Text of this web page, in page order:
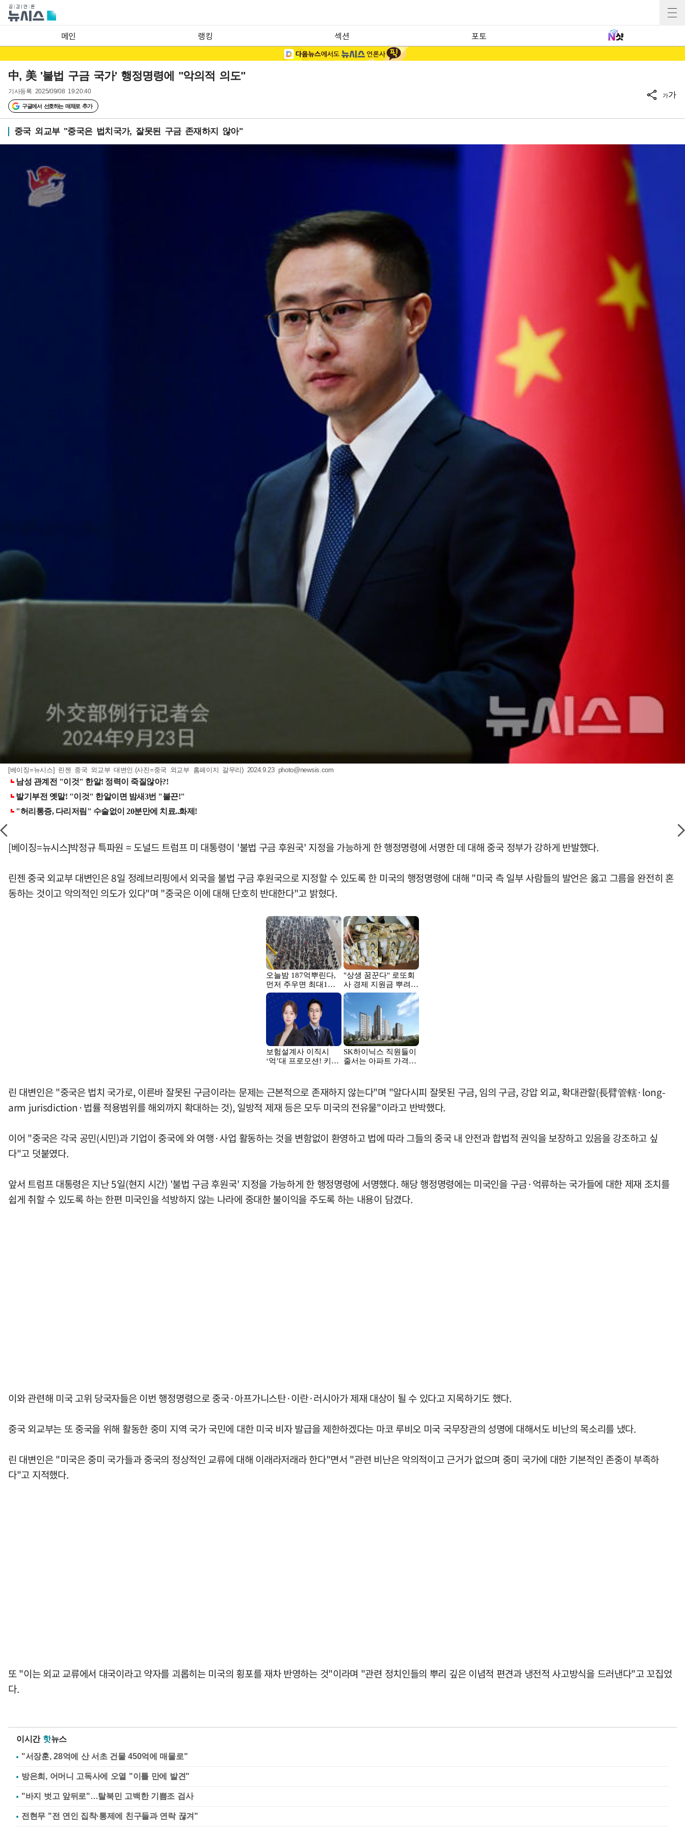
메인 랭킹 섹션 포토
中, 美 '불법 구금 국가' 행정명령에 "악의적 의도"
기사등록 2025/09/08 19:20:40
구글에서 선호하는 매체로 추가
가가
중국 외교부 "중국은 법치국가, 잘못된 구금 존재하지 않아"
[베이징=뉴시스] 린젠 중국 외교부 대변인.(사진=중국 외교부 홈페이지 갈무리) 2024.9.23 photo@newsis.com
[베이징=뉴시스]박정규 특파원 = 도널드 트럼프 미 대통령이 '불법 구금 후원국' 지정을 가능하게 한 행정명령에 서명한 데 대해 중국 정부가 강하게 반발했다.
린젠 중국 외교부 대변인은 8일 정례브리핑에서 외국을 불법 구금 후원국으로 지정할 수 있도록 한 미국의 행정명령에 대해 "미국 측 일부 사람들의 발언은 옳고 그름을 완전히 혼
동하는 것이고 악의적인 의도가 있다"며 "중국은 이에 대해 단호히 반대한다"고 밝혔다.
린 대변인은 "중국은 법치 국가로, 이른바 잘못된 구금이라는 문제는 근본적으로 존재하지 않는다"며 "알다시피 잘못된 구금, 임의 구금, 강압 외교, 확대관할(長臂管轄·long-
arm jurisdiction·법률 적용범위를 해외까지 확대하는 것), 일방적 제재 등은 모두 미국의 전유물"이라고 반박했다.
이어 "중국은 각국 공민(시민)과 기업이 중국에 와 여행·사업 활동하는 것을 변함없이 환영하고 법에 따라 그들의 중국 내 안전과 합법적 권익을 보장하고 있음을 강조하고 싶
다"고 덧붙였다.
앞서 트럼프 대통령은 지난 5일(현지 시간) '불법 구금 후원국' 지정을 가능하게 한 행정명령에 서명했다. 해당 행정명령에는 미국인을 구금·억류하는 국가들에 대한 제재 조치를
쉽게 취할 수 있도록 하는 한편 미국인을 석방하지 않는 나라에 중대한 불이익을 주도록 하는 내용이 담겼다.
이와 관련해 미국 고위 당국자들은 이번 행정명령으로 중국·아프가니스탄·이란·러시아가 제재 대상이 될 수 있다고 지목하기도 했다.
중국 외교부는 또 중국을 위해 활동한 중미 지역 국가 국민에 대한 미국 비자 발급을 제한하겠다는 마코 루비오 미국 국무장관의 성명에 대해서도 비난의 목소리를 냈다.
린 대변인은 "미국은 중미 국가들과 중국의 정상적인 교류에 대해 이래라저래라 한다"면서 "관련 비난은 악의적이고 근거가 없으며 중미 국가에 대한 기본적인 존중이 부족하
다"고 지적했다.
또 "이는 외교 교류에서 대국이라고 약자를 괴롭히는 미국의 횡포를 재차 반영하는 것"이라며 "관련 정치인들의 뿌리 깊은 이념적 편견과 냉전적 사고방식을 드러낸다"고 꼬집었
다.
이시간 핫뉴스
"서장훈, 28억에 산 서초 건물 450억에 매물로"
방은희, 어머니 고독사에 오열 "이틀 만에 발견"
"바지 벗고 앞뒤로"…탈북민 고백한 기쁨조 검사
전현무 "전 연인 집착·통제에 친구들과 연락 끊겨"